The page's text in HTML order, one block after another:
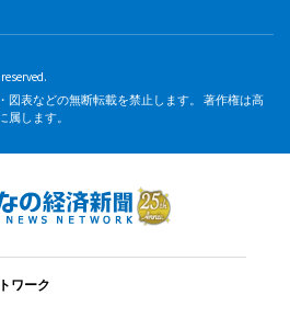
図表などの無断転載を禁止します。 著作権は高
します。
ワーク